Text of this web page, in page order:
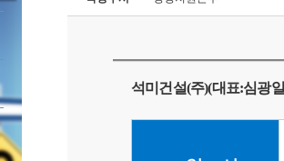
석미건설(주)(대표:심광일